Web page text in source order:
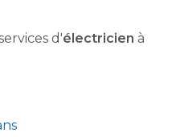
d'électricien à